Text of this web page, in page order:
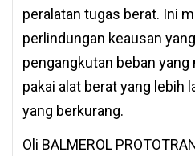
peralatan tugas berat. Ini
perlindungan keausan
pengangkutan beban
pakai alat berat yang lebih
yang berkurang.
Oli BALMEROL